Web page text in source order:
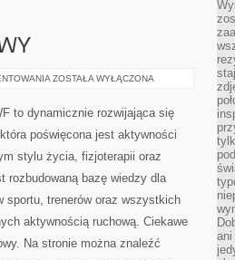
KARIERA
ZAWODOWY
ZOSTAŁA WYŁĄCZONA
to dynamicznie rozwijająca się
poświęcona jest aktywności
stylu życia, fizjoterapii oraz
rozbudowaną bazę wiedzy dla
sportu, trenerów oraz wszystkich
aktywnością ruchową. Ciekawe
Na stronie można znaleźć
ani